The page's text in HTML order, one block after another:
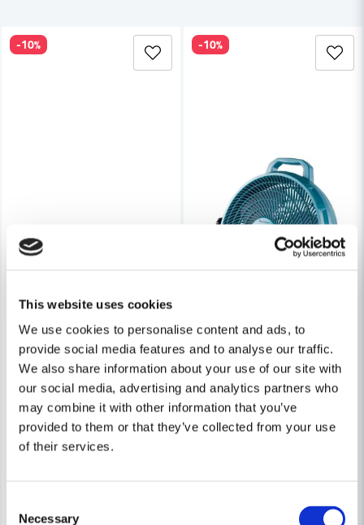
This website uses cookies
We use cookies to personalise content and ads, to
provide social media features and to analyse our traffic.
We also share information about your use of our site with
our social media, advertising and analytics partners who
may combine it with other information that you’ve
provided to them or that they’ve collected from your use
of their services.
Selection
Necessary
Ja, ni får publicera min fråga
-10% -10%